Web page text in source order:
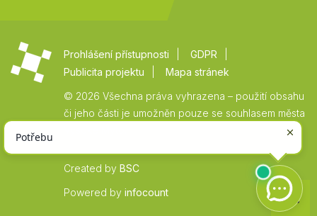
Prohlášení přístupnosti
GDPR
Publicita projektu
Mapa stránek
© 2026 Všechna práva vyhrazena – použití obsahu
či jeho části je umožněn pouze se souhlasem města
Created by BSC
Powered by infocount
Zpět
na